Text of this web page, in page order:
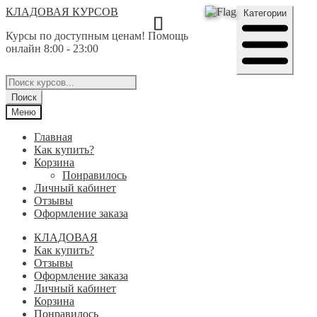
Перейти
Перейти
КЛАДОВАЯ КУРСОВ
Курсы по доступным ценам! Помощь
онлайн 8:00 - 23:00
Категории
Поиск
товаров
Поиск
Меню
Главная
Как купить?
Корзина
Понравилось
Личный кабинет
Отзывы
Оформление заказа
КЛАДОВАЯ
Как купить?
Отзывы
Оформление заказа
Личный кабинет
Корзина
Понравилось